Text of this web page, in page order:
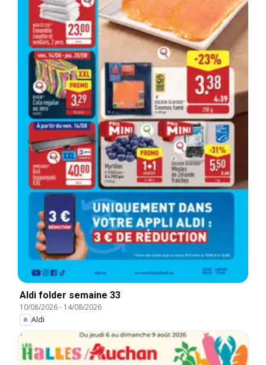
Aldi folder semaine 33
10/08/2026- 14/08/2026
Aldi